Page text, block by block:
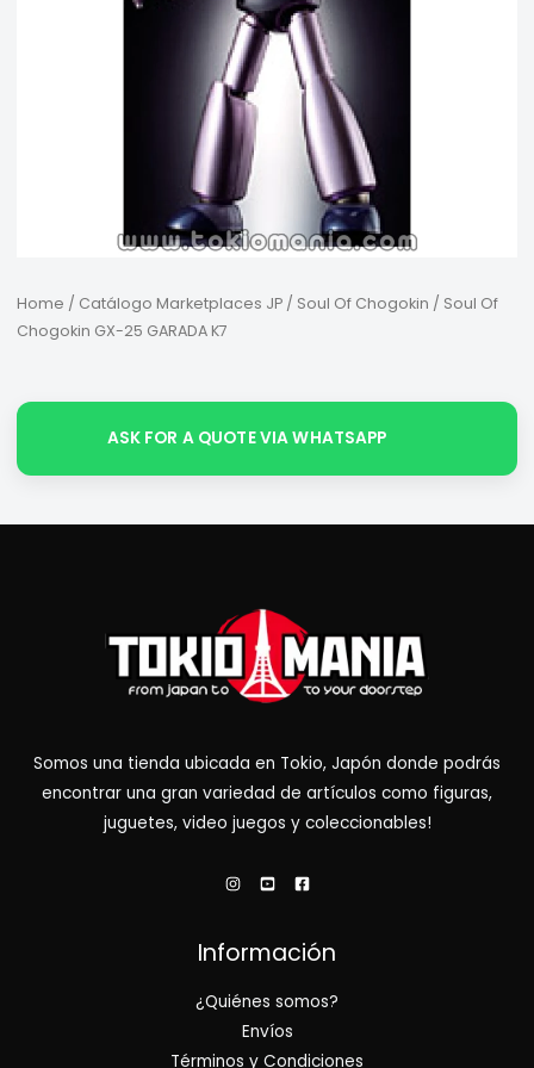
Home / Catálogo Marketplaces JP/ Soul Of Chogokin / Soul Of
Chogokin GX-25 GARADA K7
ASK FOR A QUOTE VIA WHATSAPP
Somos una tienda ubicada en Tokio, Japón donde podrás
encontrar una gran variedad de artículos como figuras,
juguetes, video juegos y coleccionables!
Información
¿Quiénes somos?
Envíos
Términos y Condiciones